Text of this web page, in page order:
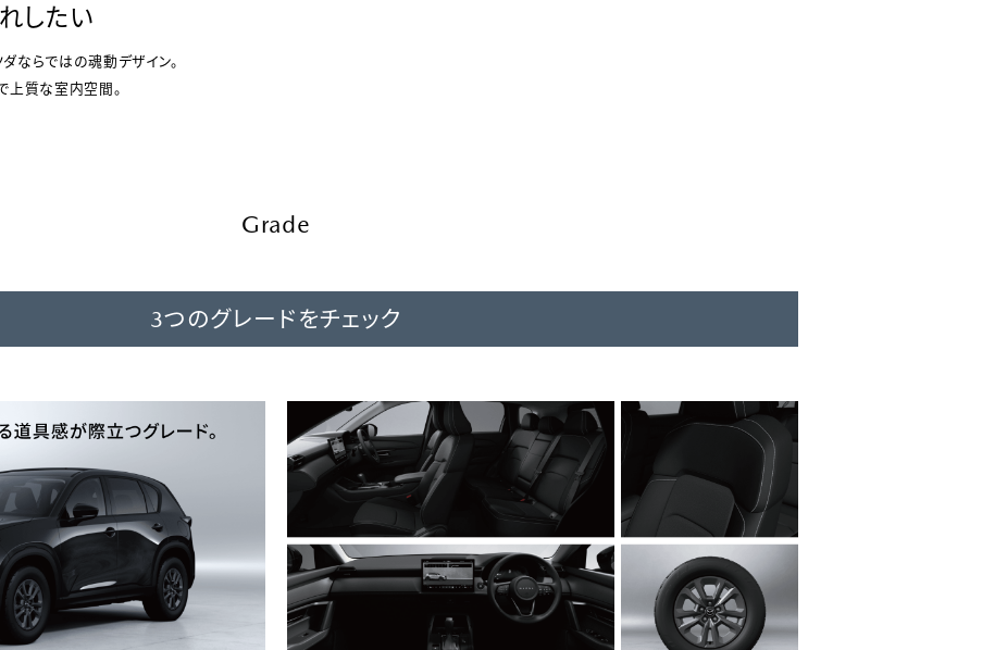
したい
ならではの魂動デザイン。
上質な室内空間。
Grade
3つのグレードをチェック